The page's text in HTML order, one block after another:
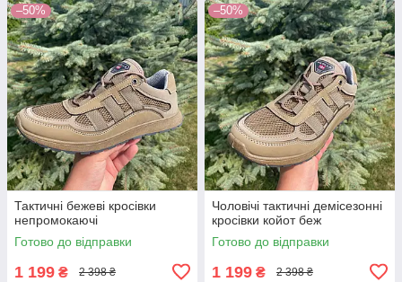
–50%
Тактичні бежеві кросівки
непромокаючі
Готово до відправки
1 199 ₴ 2 398 ₴
–50%
Чоловічі тактичні демісезонні
кросівки койот беж
Готово до відправки
1 199 ₴ 2 398 ₴